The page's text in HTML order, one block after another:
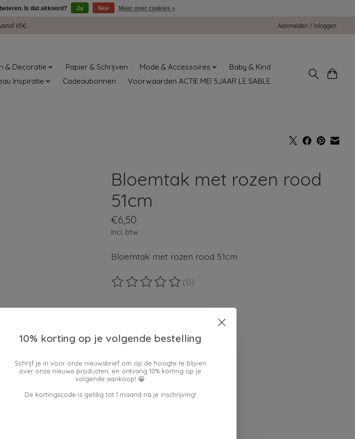
65€. Aanmelden / Inloggen
& Decoratie Papier & Schrijven Mode & Accessoires
Baby & Kind
Inspiratie Cadeaubonnen Voorwaarden ACTIE MEI 5JAAR LE SABLE
Bloemtak met rozen rood
51cm
€6,50
Incl. btw
Bloemtak met rozen rood 51cm
De beoordeling van dit product is
(0)
cadeauverpakking:
Is dat akkoord? Ja Nee Meer over cookies »
10% korting op je volgende bestelling
Schrijf je in voor onze nieuwsbrief om op de hoogte te blijven
over onze nieuwe producten, en ontvang 10% korting op je
volgende aankoop! 😀
De kortingscode is geldig tot 1 maand na je inschrijving!